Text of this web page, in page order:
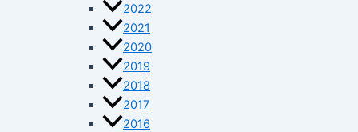
2022
2021
2020
2019
2018
2017
2016